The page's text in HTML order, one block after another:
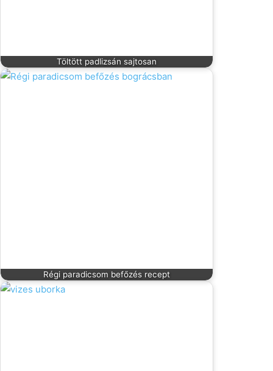
Töltött padlizsán sajtosan
Régi paradicsom befőzés recept